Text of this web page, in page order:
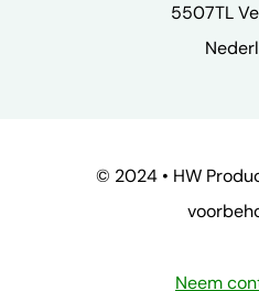
5507TL
© 2024 • HW
Neem